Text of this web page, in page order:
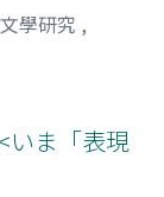
學研究 ,
いま「表現